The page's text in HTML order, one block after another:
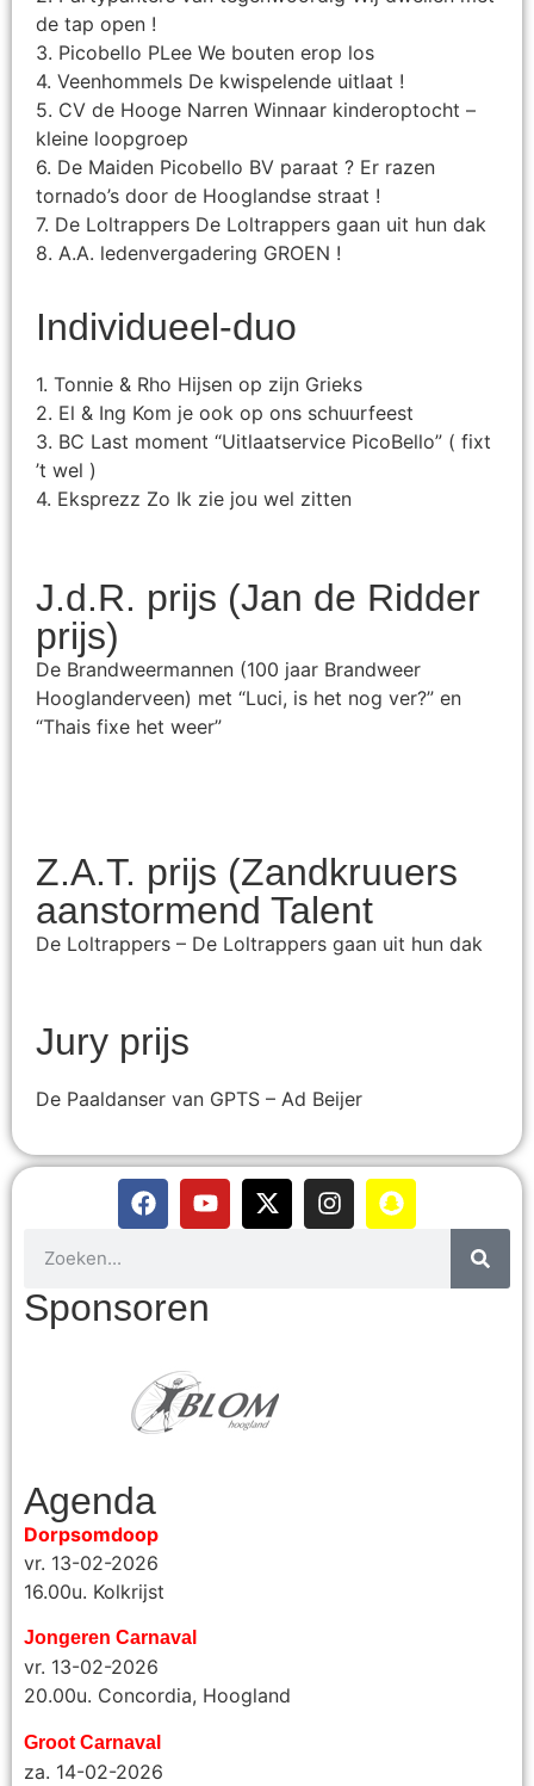
de tap open !
3. Picobello PLee We bouten erop los
4. Veenhommels De kwispelende uitlaat !
5. CV de Hooge Narren Winnaar kinderoptocht –
kleine loopgroep
6. De Maiden Picobello BV paraat ? Er razen
tornado’s door de Hooglandse straat !
7. De Loltrappers De Loltrappers gaan uit hun dak
8. A.A. ledenvergadering GROEN !
Individueel-duo
1. Tonnie & Rho Hijsen op zijn Grieks
2. El & Ing Kom je ook op ons schuurfeest
3. BC Last moment “Uitlaatservice PicoBello” ( fixt
’t wel )
4. Eksprezz Zo Ik zie jou wel zitten
J.d.R. prijs (Jan de Ridder
prijs)
De Brandweermannen (100 jaar Brandweer
Hooglanderveen) met “Luci, is het nog ver?” en
“Thais fixe het weer”
Z.A.T. prijs (Zandkruuers
aanstormend Talent
De Loltrappers – De Loltrappers gaan uit hun dak
Jury prijs
De Paaldanser van GPTS – Ad Beijer
Sponsoren
Agenda
Dorpsomdoop
vr. 13-02-2026
16.00u. Kolkrijst
Jongeren Carnaval
vr. 13-02-2026
20.00u. Concordia, Hoogland
Groot Carnaval
za. 14-02-2026